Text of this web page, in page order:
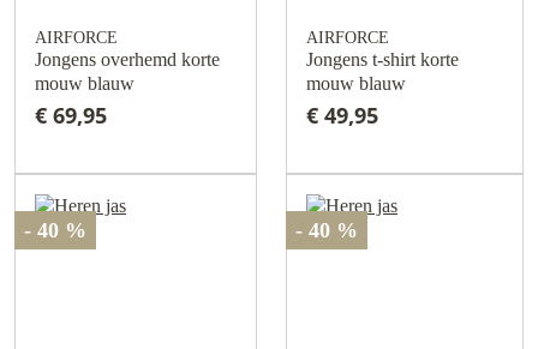
AIRFORCE
Jongens overhemd korte
mouw blauw
€ 69,95
AIRFORCE
Jongens t-shirt korte
mouw blauw
€ 49,95
- 40 % - 40 %